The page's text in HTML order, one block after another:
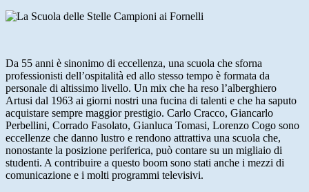
Da 55 anni è sinonimo di eccellenza, una scuola che sforna
professionisti dell’ospitalità ed allo stesso tempo è formata da
personale di altissimo livello. Un mix che ha reso l’alberghiero
Artusi dal 1963 ai giorni nostri una fucina di talenti e che ha saputo
acquistare sempre maggior prestigio. Carlo Cracco, Giancarlo
Perbellini, Corrado Fasolato, Gianluca Tomasi, Lorenzo Cogo sono
eccellenze che danno lustro e rendono attrattiva una scuola che,
nonostante la posizione periferica, può contare su un migliaio di
studenti. A contribuire a questo boom sono stati anche i mezzi di
comunicazione e i molti programmi televisivi.